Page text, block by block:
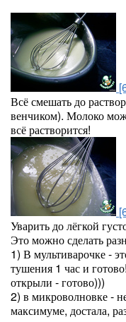
Всё смешать до
венчиком). Молоко
всё растворится!
Уварить до лёгкой
Это можно сделать
1) В мультиварочке -
тушения 1 час и
открыли - готово)))
2) в микроволновке -
максимуме, достала,